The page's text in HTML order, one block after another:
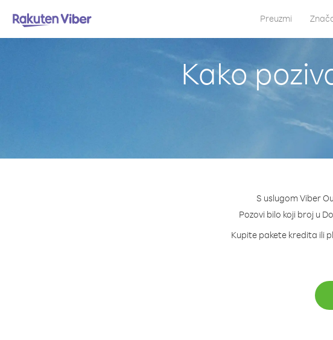
Preuzmi
Kako
S uslugom Viber
Pozovi bilo koji broj u
Kupite pakete kredita ili